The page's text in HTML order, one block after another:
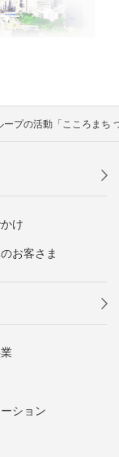
ープの活動「こころまち
け
お客さま
ション